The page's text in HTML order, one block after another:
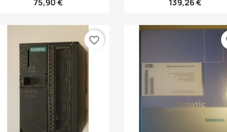
75,90 € 139,26 €
favorite_border